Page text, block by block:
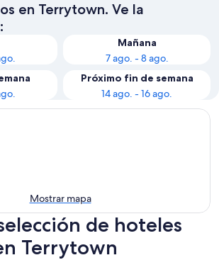
en Terrytown. Ve la
Mañana
7 ago. - 8 ago.
Próximo fin de semana
14 ago. - 16 ago.
Mostrar mapa
de hoteles
Terrytown